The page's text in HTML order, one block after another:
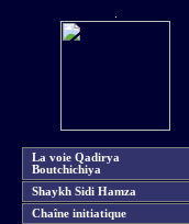
La voie Qadirya
Boutchichiya
Shaykh Sidi Hamza
Chaîne initiatique